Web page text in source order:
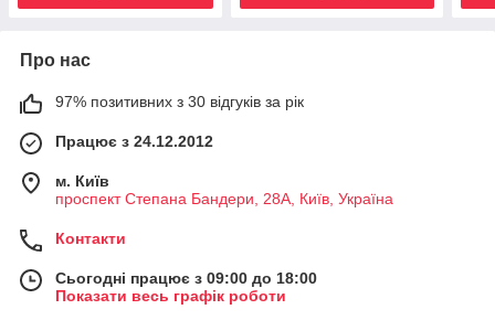
Про нас
97% позитивних з 30 відгуків за рік
Працює з 24.12.2012
м. Київ
проспект Степана Бандери, 28А, Київ, Україна
Контакти
Сьогодні працює з 09:00 до 18:00
Показати весь графік роботи